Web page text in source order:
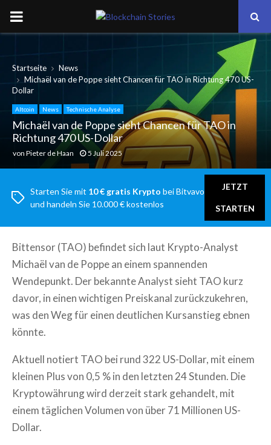
PRIMARY
Startseite
News
Michaël van de Poppe sieht Chancen für TAO in Richtung 470 US-
Dollar
Altcoin News Technische Analyse
Michaël van de Poppe sieht Chancen für TAO in
Richtung 470 US-Dollar
von Pieter de Haan 5 Juli 2025
Starten Sie mit 10 € gratis Krypto bei Bitvavo
und handeln Sie 10.000 € kostenlos
JETZT
STARTEN
Bittensor (TAO) befindet sich laut Krypto-Analyst
Michaël van de Poppe an einem spannenden
Wendepunkt. Der bekannte Analyst sieht TAO kurz
davor, in einen wichtigen Preiskanal zurückzukehren,
was den Weg für einen deutlichen Kursanstieg ebnen
könnte.
Aktuell notiert TAO bei rund 322 US-Dollar, mit einem
kleinen Plus von 0,5 % in den letzten 24 Stunden. Die
Kryptowährung wird derzeit stark gehandelt, mit
einem täglichen Volumen von über 71 Millionen US-
Dollar.